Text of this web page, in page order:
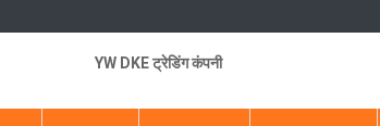
YW DKE ट्रेडिंग कंपनी